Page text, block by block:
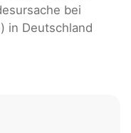
bei
in Deutschland